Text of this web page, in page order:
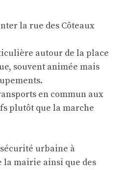
la rue des Côteaux
autour de la place
souvent animée mais
en commun aux
plutôt que la marche
urbaine à
mairie ainsi que des